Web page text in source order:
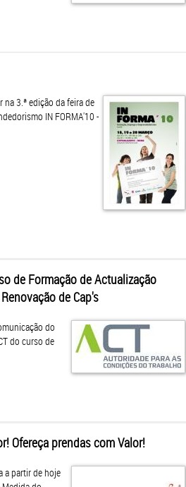
3.ª edição da feira de
IN FORMA'10 -
de Formação de Actualização
de Cap's
do
do curso de
Ofereça prendas com Valor!
a partir de hoje